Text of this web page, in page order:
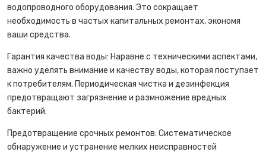
водопроводного оборудования. Это сокращает
необходимость в частых капитальных ремонтах, экономя
ваши средства.
Гарантия качества воды: Наравне с техническими аспектами,
важно уделять внимание и качеству воды, которая поступает
к потребителям. Периодическая чистка и дезинфекция
предотвращают загрязнение и размножение вредных
бактерий.
Предотвращение срочных ремонтов: Систематическое
обнаружение и устранение мелких неисправностей